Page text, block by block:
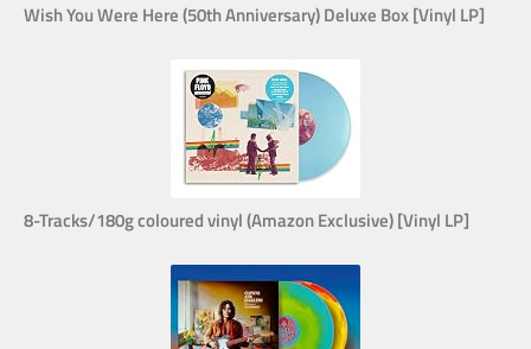
Wish You Were Here (50th Anniversary) Deluxe Box [Vinyl LP]
8-Tracks/180g coloured vinyl (Amazon Exclusive) [Vinyl LP]